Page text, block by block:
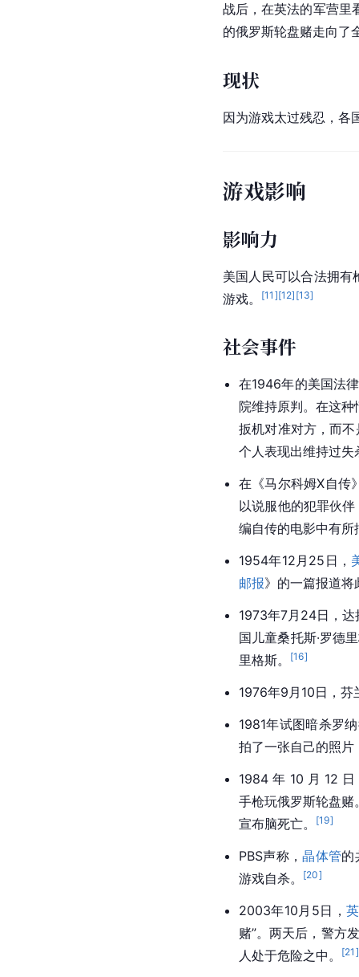
战后，在英法的军营里
的俄罗斯轮盘赌走向了
现状
因为游戏太过残忍，各
游戏影响
影响力
美国人民可以合法拥
游戏。
[11 ][12] [13]
社会事件
在1946年的美国法律
院维持原判。在这
扳机对准对方，而
个人表现出维持过
在《马尔科姆X自传
以说服他的犯罪伙
编自传的电影中有所
1954年12月25日，
邮报》的一篇报道
1973年7月24日，达
国儿童桑托斯·罗德
里格斯。
[16]
1976年9月10日， 芬
1981年试图暗杀罗
拍了一张自己的照
1984 年 10 月 12
手枪玩俄罗斯轮盘赌
宣布脑死亡。
[19]
PBS声称，晶体管的
游戏自杀。
[20]
2003年10月5日，
赌”。两天后，警方
人处于危险之中。
[21 ]